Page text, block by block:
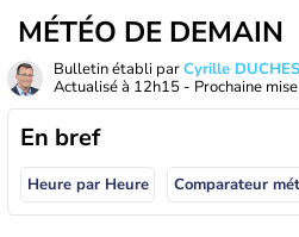
MÉTÉO DE DEMAIN
Bulletin établi parCyrille
Actualisé à 12h15 - Prochaine
En bref
Heure par Heure Comparateur